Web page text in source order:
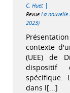
C. Huet |
Revue La
2023)
contexte
(UEE) de
dispositif
spécifique.
dans l[...]